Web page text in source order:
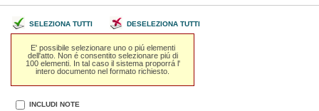
SELEZIONA TUTTI DESELEZIONA TUTTI
E' possibile selezionare uno o piú elementi
dell'atto. Non é consentito selezionare piú di
100 elementi. In tal caso il sistema proporrá l'
intero documento nel formato richiesto.
INCLUDI NOTE